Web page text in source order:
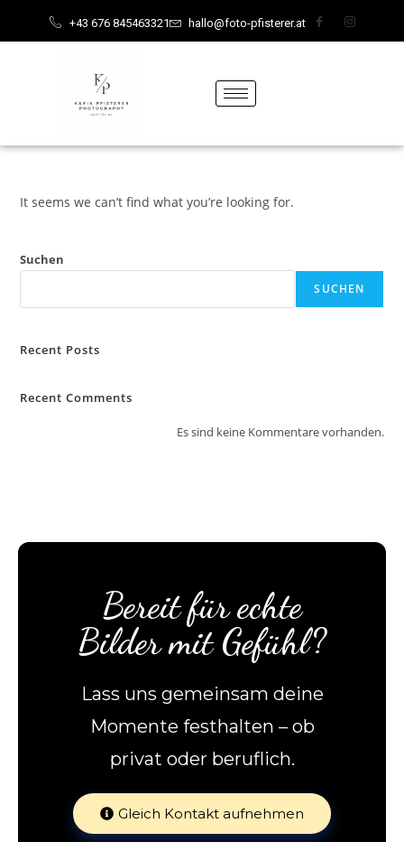
+43 676 845463321 hallo@foto-pfisterer.at
It seems we can’t find what you’re looking for.
Suchen
SUCHEN
Recent Posts
Recent Comments
Es sind keine Kommentare vorhanden.
Bereit für echte
Bilder mit Gefühl?
Lass uns gemeinsam deine
Momente festhalten – ob
privat oder beruflich.
Gleich Kontakt aufnehmen